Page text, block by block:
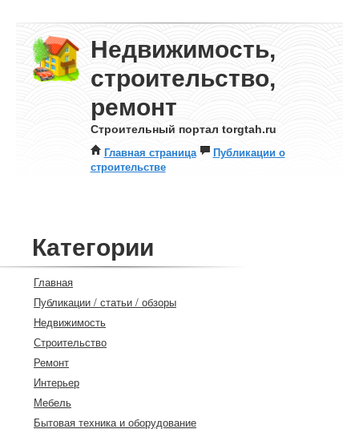
Недвижимость,
строительство,
ремонт
Строительный портал torgtah.ru
Главная страница
Публикации о
строительстве
Категории
Главная
Публикации / статьи / обзоры
Недвижимость
Строительство
Ремонт
Интерьер
Мебель
Бытовая техника и оборудование